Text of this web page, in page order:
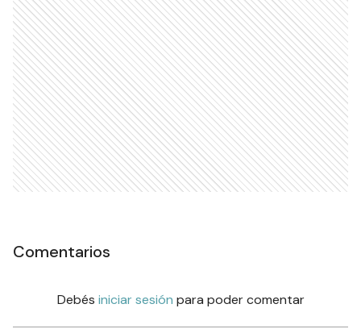
Comentarios
Debés iniciar sesión para poder comentar